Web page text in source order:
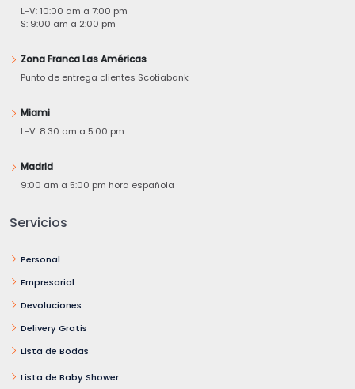
L-V: 10:00 am a 7:00 pm
S: 9:00 am a 2:00 pm
Zona Franca Las Américas
Punto de entrega clientes Scotiabank
Miami
L-V: 8:30 am a 5:00 pm
Madrid
9:00 am a 5:00 pm hora española
Servicios
Personal
Empresarial
Devoluciones
Delivery Gratis
Lista de Bodas
Lista de Baby Shower